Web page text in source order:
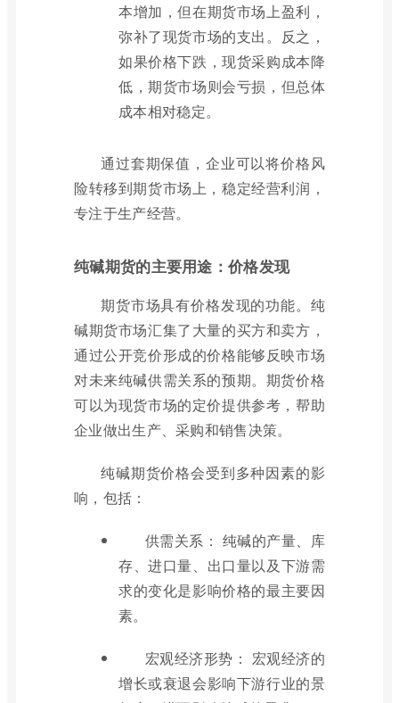
本增加，但在期货市场上盈利，
弥补了现货市场的支出。反之，
如果价格下跌，现货采购成本降
低，期货市场则会亏损，但总体
成本相对稳定。
通过套期保值，企业可以将价格风
险转移到期货市场上，稳定经营利润，
专注于生产经营。
纯碱期货的主要用途：价格发现
期货市场具有价格发现的功能。纯
碱期货市场汇集了大量的买方和卖方，
通过公开竞价形成的价格能够反映市场
对未来纯碱供需关系的预期。期货价格
可以为现货市场的定价提供参考，帮助
企业做出生产、采购和销售决策。
纯碱期货价格会受到多种因素的影
响，包括：
供需关系： 纯碱的产量、库
存、进口量、出口量以及下游需
求的变化是影响价格的最主要因
素。
宏观经济形势： 宏观经济的
增长或衰退会影响下游行业的景